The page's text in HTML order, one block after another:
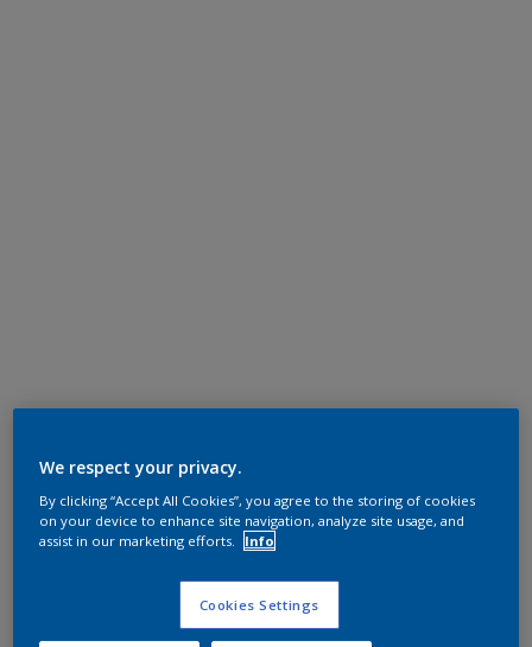
We respect your privacy.
By clicking “Accept All Cookies”, you agree to the storing of cookies
on your device to enhance site navigation, analyze site usage, and
assist in our marketing efforts.
Info
Cookies Settings